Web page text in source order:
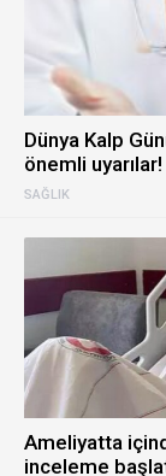
SAĞLIK
Dünya Kalp
önemli uyarılar!
Ameliyatta
inceleme